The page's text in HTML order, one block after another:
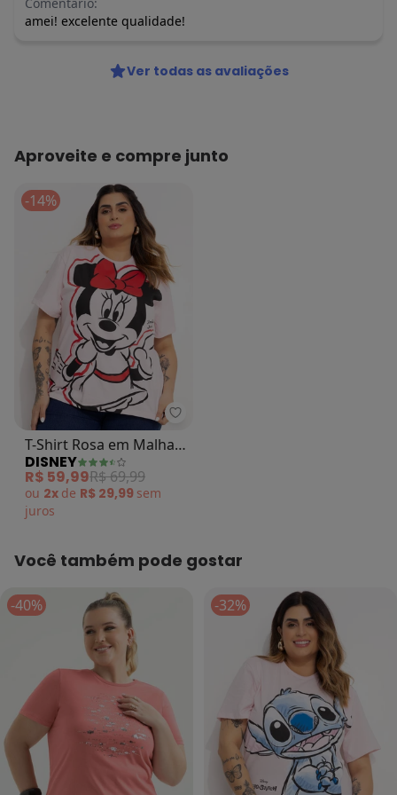
amei! excelente qualidade!
Ver todas as avaliações
Aproveite e compre junto
-14%
Disney - T-Shirt Rosa em Malha
T-Shirt Rosa em Malha
de Algodão Penteado
DISNEY
R$ 59,99R$ 69,99
ou 2x de R$ 29,99 sem
juros
Você também pode gostar
-40% -32%